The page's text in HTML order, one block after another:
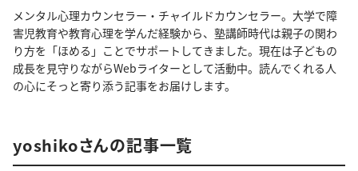
メンタル心理カウンセラー・チャイルドカウンセラー。大学で障
害児教育や教育心理を学んだ経験から、塾講師時代は親子の関わ
り方を「ほめる」ことでサポートしてきました。現在は子どもの
成長を見守りながらWebライターとして活動中。読んでくれる人
の心にそっと寄り添う記事をお届けします。
yoshikoさんの記事一覧